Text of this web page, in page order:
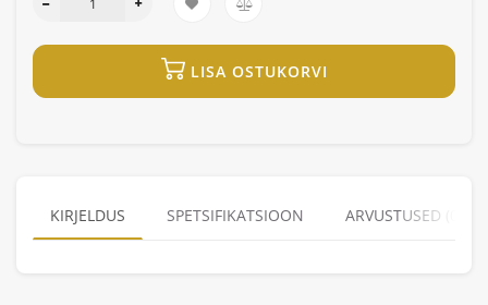
LISA OSTUKORVI
KIRJELDUS SPETSIFIKATSIOON ARVUSTUSED (0)